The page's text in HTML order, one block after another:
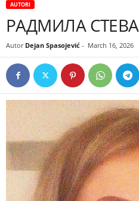
AUTORI
РАДМИЛА
Autor Dejan Spasojević - March 16, 2026